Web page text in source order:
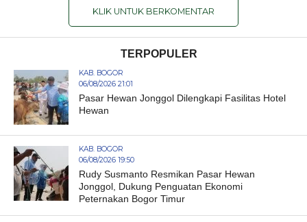
KLIK UNTUK BERKOMENTAR
TERPOPULER
KAB. BOGOR
06/08/2026 21:01
Pasar Hewan Jonggol Dilengkapi Fasilitas Hotel
Hewan
KAB. BOGOR
06/08/2026 19:50
Rudy Susmanto Resmikan Pasar Hewan
Jonggol, Dukung Penguatan Ekonomi
Peternakan Bogor Timur